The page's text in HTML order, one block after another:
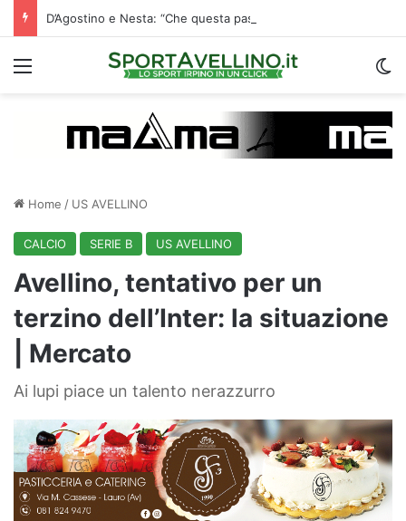
Menu
Home / US AVELLINO
CALCIO SERIE B US AVELLINO
Avellino, tentativo per un
terzino dell’Inter: la situazione
| Mercato
Ai lupi piace un talento nerazzurro